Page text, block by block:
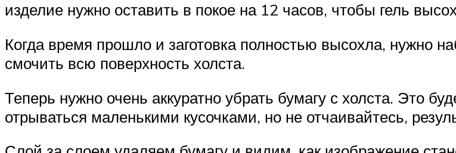
изделие нужно оставить в покое на 12 часов, чтобы гель
Когда время прошло и заготовка полностью высохла, нужно
смочить всю поверхность холста.
Теперь нужно очень аккуратно убрать бумагу с холста. Это
отрываться маленькими кусочками, но не отчаивайтесь,